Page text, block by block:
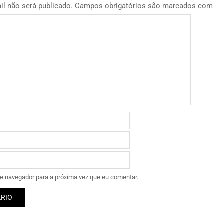
não será publicado. Campos obrigatórios são marcados com
navegador para a próxima vez que eu comentar.